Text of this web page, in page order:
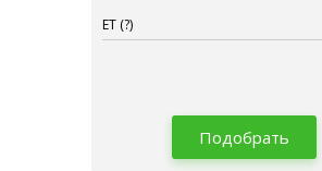
ET (?)
Подобрать